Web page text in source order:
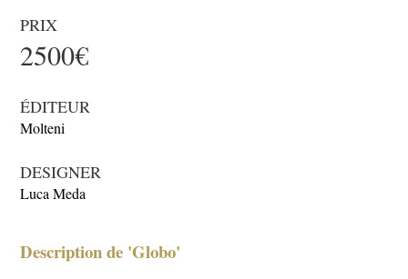
PRIX
2500€
ÉDITEUR
Molteni
DESIGNER
Luca Meda
Description de 'Globo'